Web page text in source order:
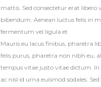
mattis. Sed consectetur erat
bibendum. Aenean luctus felis in
fermentum vel ligula et
Mauris eu lacus finibus, pharetra
felis purus, pharetra non nibh eu,
tempus vitae justo vitae dictum.
ac nisl id urna euismod sodales.